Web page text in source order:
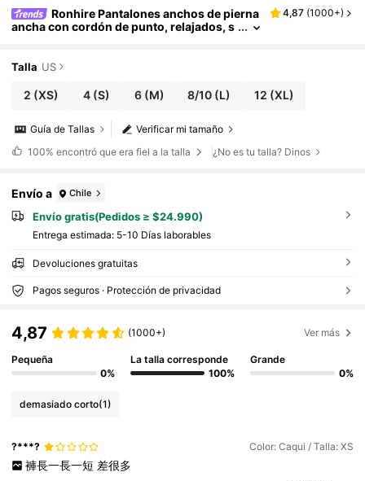
Ronhire Pantalones anchos de pierna
ancha con cordón de punto, relajados, s
o, pantalones casuales de salón para mujer,
Nuevo
4,87 (1000+)
Talla US
2 (XS) 4(S) 6(M) 8/10 (L) 12 (XL)
Verificar mi tamaño
Guía de Tallas
100% encontró que era fiel a la talla ¿No es tu talla? Dinos
Envío a Chile
Envío gratis(Pedidos ≥ $24.990)
Entrega estimada: 5-10 Días laborables
Devoluciones gratuitas
Pagos seguros · Protección de privacidad
4,87 (1000+) Ver más
Pequeña
0%
La talla corresponde
100%
Grande
0%
demasiado corto(1)
?***? Color: Caqui / Talla: XS
褲長一長一短 差很多